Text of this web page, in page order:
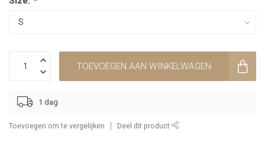
TOEVOEGEN AAN WINKELWAGEN
1 dag
Toevoegen om te vergelijken Deel dit product